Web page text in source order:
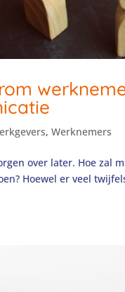
,Werknemers
over later. Hoe zal
Hoewel er veel